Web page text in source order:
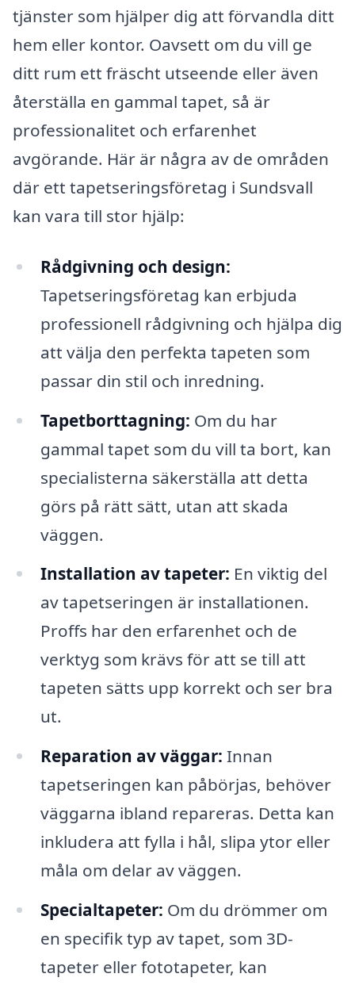
tjänster som hjälper dig att förvandla ditt
hem eller kontor. Oavsett om du vill ge
ditt rum ett fräscht utseende eller även
återställa en gammal tapet, så är
professionalitet och erfarenhet
avgörande. Här är några av de områden
där ett tapetseringsföretag i Sundsvall
kan vara till stor hjälp:
Rådgivning och design:
Tapetseringsföretag kan erbjuda
professionell rådgivning och hjälpa dig
att välja den perfekta tapeten som
passar din stil och inredning.
Tapetborttagning: Om du har
gammal tapet som du vill ta bort, kan
specialisterna säkerställa att detta
görs på rätt sätt, utan att skada
väggen.
Installation av tapeter: En viktig del
av tapetseringen är installationen.
Proffs har den erfarenhet och de
verktyg som krävs för att se till att
tapeten sätts upp korrekt och ser bra
ut.
Reparation av väggar: Innan
tapetseringen kan påbörjas, behöver
väggarna ibland repareras. Detta kan
inkludera att fylla i hål, slipa ytor eller
måla om delar av väggen.
Specialtapeter: Om du drömmer om
en specifik typ av tapet, som 3D-
tapeter eller fototapeter, kan